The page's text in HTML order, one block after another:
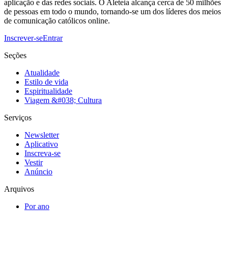
aplicação e das redes sociais. O Aleteia alcança cerca de 50 milhões
de pessoas em todo o mundo, tornando-se um dos líderes dos meios
de comunicação católicos online.
Inscrever-seEntrar
Seções
Atualidade
Estilo de vida
Espiritualidade
Viagem &#038; Cultura
Serviços
Newsletter
Aplicativo
Inscreva-se
Vestir
Anúncio
Arquivos
Por ano